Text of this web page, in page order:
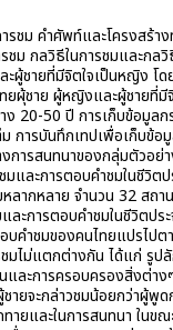
ารชม คำศัพท์และโครงสร้
ชม กลวิธีในการชมและกล
ผู้ชายที่มีจิตใจเป็นหญิง โด
ยผุ้ชาย ผู้หญิงและผู้ชายที่มี
20-50 ปี การเก็บข้อมูลก
การบันทึกเทปเพื่อเก็บข้อ
งการสนทนาของกลุ่มตัวอย่
และการตอบคำชมในชีวิตป
ลากหลาย จำนวน 32 สถา
ละการตอบคำชมในชีวิตปร
บคำชมของคนไทยแปรไป
ชมไม่แตกต่างกัน ได้แก่ รู
นและการครอบครองสิ่งต่า
ายจะกล่าวชมน้อยกว่าผู้พู
ายและในการสนทนา ในข